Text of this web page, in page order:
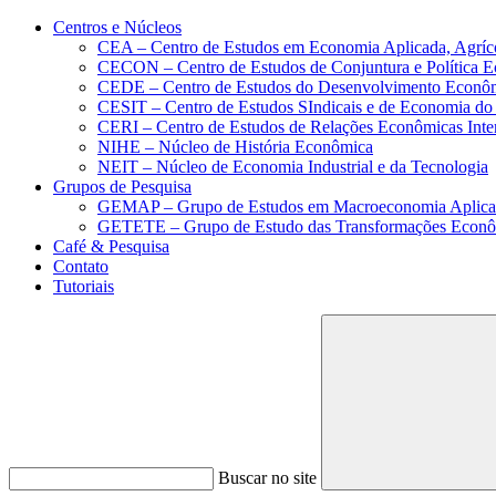
Conteúdo principal Menu principal
Centros e Núcleos
CEA – Centro de Estudos em Economia Aplicada,
CECON – Centro de Estudos de Conjuntura e Política
CEDE – Centro de Estudos do Desenvolvimento
CESIT – Centro de Estudos SIndicais e de Economia
CERI – Centro de Estudos de Relações Econômicas
NIHE – Núcleo de História Econômica
NEIT – Núcleo de Economia Industrial e da Tecnologia
Grupos de Pesquisa
GEMAP – Grupo de Estudos em Macroeconomia
GETETE – Grupo de Estudo das Transformações
Café & Pesquisa
Contato
Tutoriais
Buscar no site